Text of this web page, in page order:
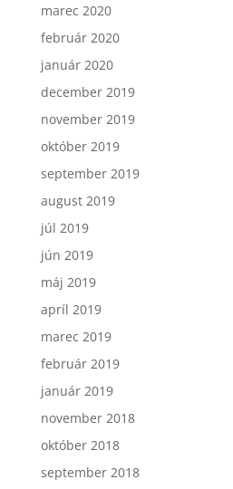
marec 2020
február 2020
január 2020
december 2019
november 2019
október 2019
september 2019
august 2019
júl 2019
jún 2019
máj 2019
apríl 2019
marec 2019
február 2019
január 2019
november 2018
október 2018
september 2018